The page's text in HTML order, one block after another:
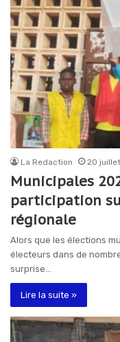
La Redaction 20
Municipales
participation
régionale
Alors que les élections
électeurs dans de
surprise…
Lire la suite »